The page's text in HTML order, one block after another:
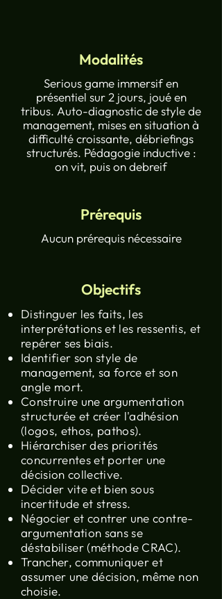
Modalités
Serious game immersif en
présentiel sur 2 jours, joué en
tribus. Auto-diagnostic de style de
management, mises en situation à
difficulté croissante, débriefings
structurés. Pédagogie inductive :
on vit, puis on debreif
Prérequis
Aucun prérequis nécessaire
Objectifs
Distinguer les faits, les
interprétations et les ressentis, et
repérer ses biais.
Identifier son style de
management, sa force et son
angle mort.
Construire une argumentation
structurée et créer l'adhésion
(logos, ethos, pathos).
Hiérarchiser des priorités
concurrentes et porter une
décision collective.
Décider vite et bien sous
incertitude et stress.
Négocier et contrer une contre-
argumentation sans se
déstabiliser (méthode CRAC).
Trancher, communiquer et
assumer une décision, même non
choisie.